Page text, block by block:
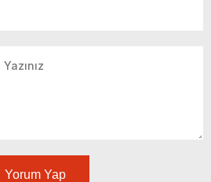
Yorum Yap